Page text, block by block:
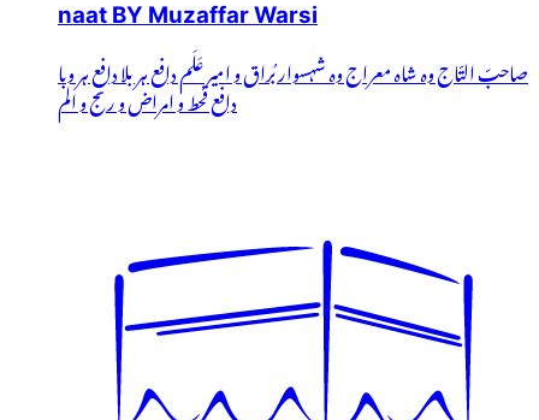
naat BY Muzaffar Warsi
صاحبّ التّاج وہ شاہ معراج وہ شہسوار بُراق و امیر عَلَم دافع ہر بلا دافعِ ہر وبا
دافع قحط و امراض و رنج و الم